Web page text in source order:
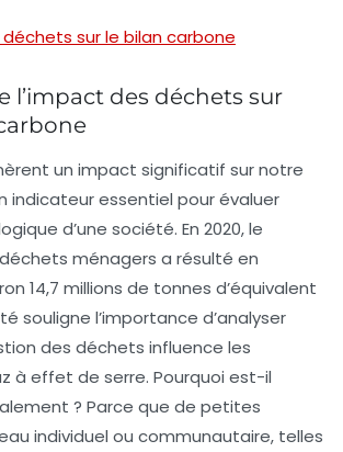
déchets sur le bilan carbone
l’impact des déchets sur
un impact significatif sur notre
indicateur essentiel pour évaluer
d’une société. En 2020, le
ménagers a résulté en
14,7 millions de tonnes d’équivalent
souligne l’importance d’analyser
des déchets influence les
à effet de serre. Pourquoi est-il
? Parce que de petites
individuel ou communautaire, telles